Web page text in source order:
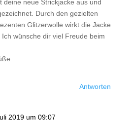
deine neue Strickjacke aus und
Durch den gezielten
Glitzerwolle wirkt die Jacke
wünsche dir viel Freude beim
Antworten
2019 um 09:07